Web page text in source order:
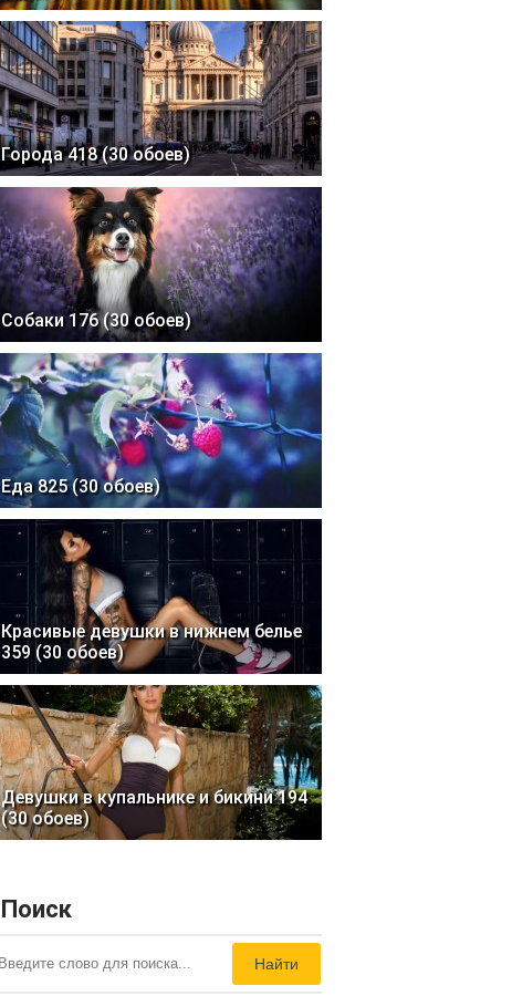
Города 418 (30 обоев)
Собаки 176 (30 обоев)
Еда 825 (30 обоев)
Красивые девушки в нижнем белье
359 (30 обоев)
Девушки в купальнике и бикини 194
(30 обоев)
Поиск
Найти